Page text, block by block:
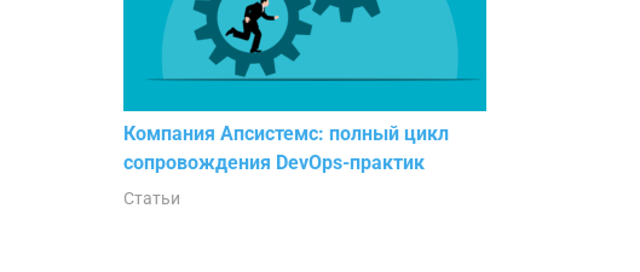
Компания Апсистемс: полный цикл
сопровождения DevOps-практик
Статьи